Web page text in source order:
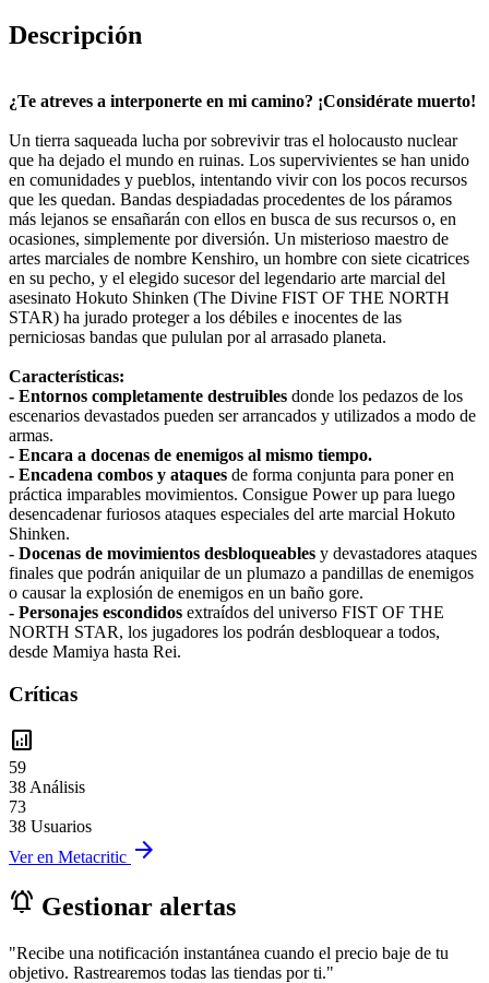
Descripción
¿Te atreves a interponerte en mi camino? ¡Considérate muerto!
Un tierra saqueada lucha por sobrevivir tras el holocausto nuclear
que ha dejado el mundo en ruinas. Los supervivientes se han unido
en comunidades y pueblos, intentando vivir con los pocos recursos
que les quedan. Bandas despiadadas procedentes de los páramos
más lejanos se ensañarán con ellos en busca de sus recursos o, en
ocasiones, simplemente por diversión. Un misterioso maestro de
artes marciales de nombre Kenshiro, un hombre con siete cicatrices
en su pecho, y el elegido sucesor del legendario arte marcial del
asesinato Hokuto Shinken (The Divine FIST OF THE NORTH
STAR) ha jurado proteger a los débiles e inocentes de las
perniciosas bandas que pululan por al arrasado planeta.
Características:
- Entornos completamente destruibles donde los pedazos de los
escenarios devastados pueden ser arrancados y utilizados a modo de
armas.
- Encara a docenas de enemigos al mismo tiempo.
- Encadena combos y ataques de forma conjunta para poner en
práctica imparables movimientos. Consigue Power up para luego
desencadenar furiosos ataques especiales del arte marcial Hokuto
Shinken.
- Docenas de movimientos desbloqueables y devastadores ataques
finales que podrán aniquilar de un plumazo a pandillas de enemigos
o causar la explosión de enemigos en un baño gore.
- Personajes escondidos extraídos del universo FIST OF THE
NORTH STAR, los jugadores los podrán desbloquear a todos,
desde Mamiya hasta Rei.
Críticas
analytics
59
38 Análisis
73
38 Usuarios
Ver en Metacritic arrow_forward
notifications_active Gestionar alertas
"Recibe una notificación instantánea cuando el precio baje de tu
objetivo. Rastrearemos todas las tiendas por ti."